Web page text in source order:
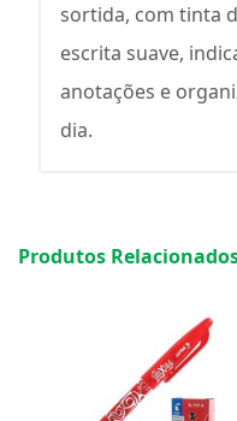
sortida, com tinta
escrita suave,
anotações e
dia.
Produtos